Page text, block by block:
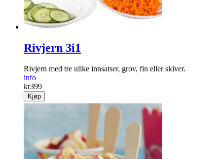
Rivjern 3i1
Rivjern med tre ulike innsatser, grov, fin eller skiver.
info
kr399
Kjøp